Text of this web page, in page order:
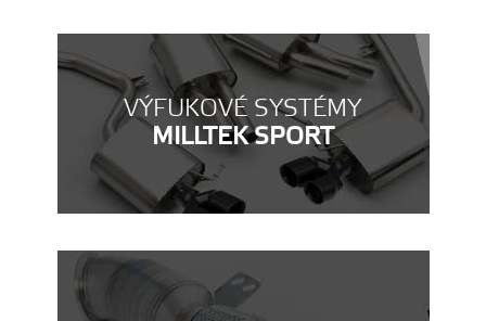
VÝFUKOVÉ SYSTÉMY
MILLTEK SPORT